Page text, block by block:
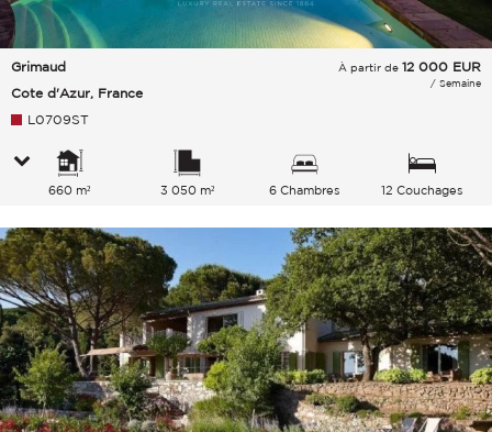
Grimaud
Cote d'Azur, France
À partir de 12 000 EUR
/ Semaine
L0709ST
660 m² 3 050 m² 6 Chambres 12 Couchages